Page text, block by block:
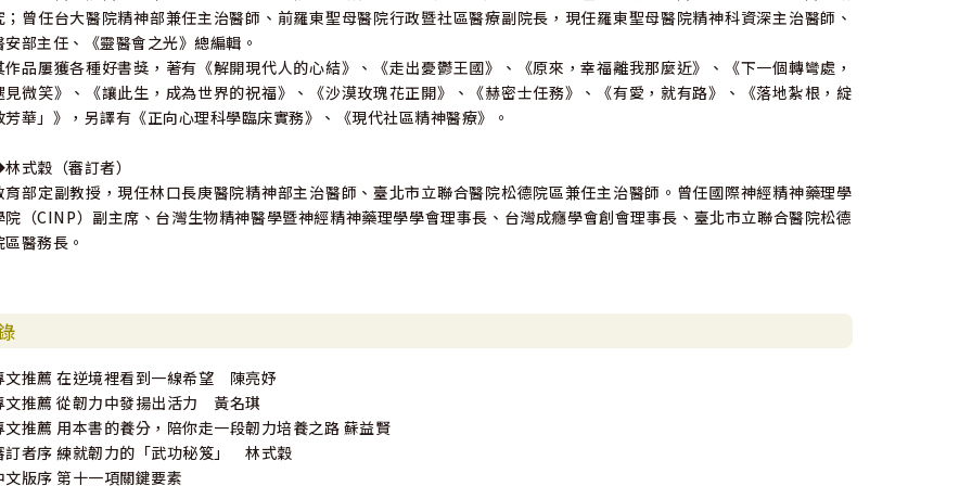
；曾任台大醫院精神部兼任主治醫師、前羅東聖母醫院行政暨社區醫療副院長，現任羅東聖母醫院精神科資深主治醫師、
安部主任、《靈醫會之光》總編輯。
作品屢獲各種好書獎，著有《解開現代人的心結》、《走出憂鬱王國》、《原來，幸福離我那麼近》、《下一個轉彎處，
見微笑》、《讓此生，成為世界的祝福》、《沙漠玫瑰花正開》、《赫密士任務》、《有愛，就有路》、《落地紮根，綻
芳華」》，另譯有《正向心理科學臨床實務》、《現代社區精神醫療》。
式穀（審訂者）
育部定副教授，現任林口長庚醫院精神部主治醫師、臺北市立聯合醫院松德院區兼任主治醫師。曾任國際神經精神藥理學
院（CINP）副主席、台灣生物精神醫學暨神經精神藥理學學會理事長、台灣成癮學會創會理事長、臺北市立聯合醫院松德
區醫務長。
文推薦 在逆境裡看到一線希望 陳亮妤
文推薦 從韌力中發揚出活力 黃名琪
文推薦 用本書的養分，陪你走一段韌力培養之路 蘇益賢
訂者序 練就韌力的「武功秘笈」 林式穀
文版序 第十一項關鍵要素